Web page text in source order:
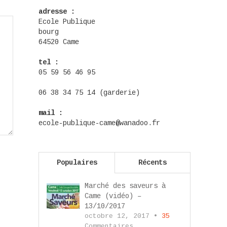
adresse :
Ecole Publique
bourg
64520 Came
tel :
05 59 56 46 95
06 38 34 75 14 (garderie)
mail :
ecole-publique-came@wanadoo.fr
Populaires Récents
Marché des saveurs à
Came (vidéo) –
13/10/2017
octobre 12, 2017 • 35